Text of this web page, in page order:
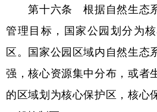
第十六条 根据自然生态系
管理目标，国家公园划分为
区。国家公园区域内自然生态
强，核心资源集中分布，或者
的区域划为核心保护区，核心